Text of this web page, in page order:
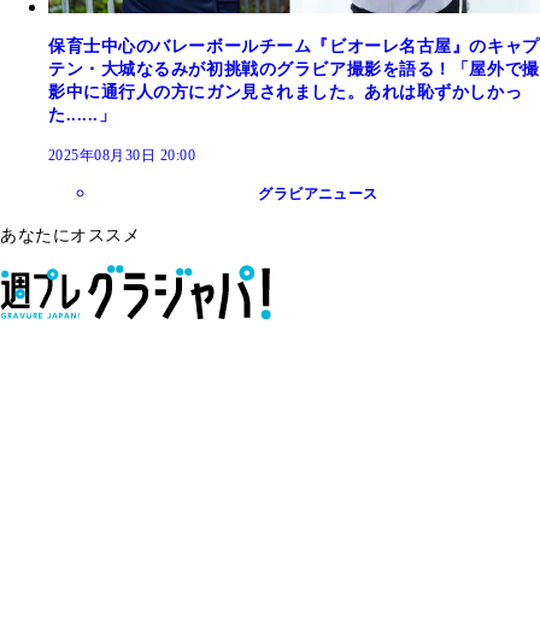
保育士中心のバレーボールチーム『ビオーレ名古屋』のキャプ
テン・大城なるみが初挑戦のグラビア撮影を語る！「屋外で撮
影中に通行人の方にガン見されました。あれは恥ずかしかっ
た......」
2025年08月30日 20:00
グラビアニュース
あなたにオススメ